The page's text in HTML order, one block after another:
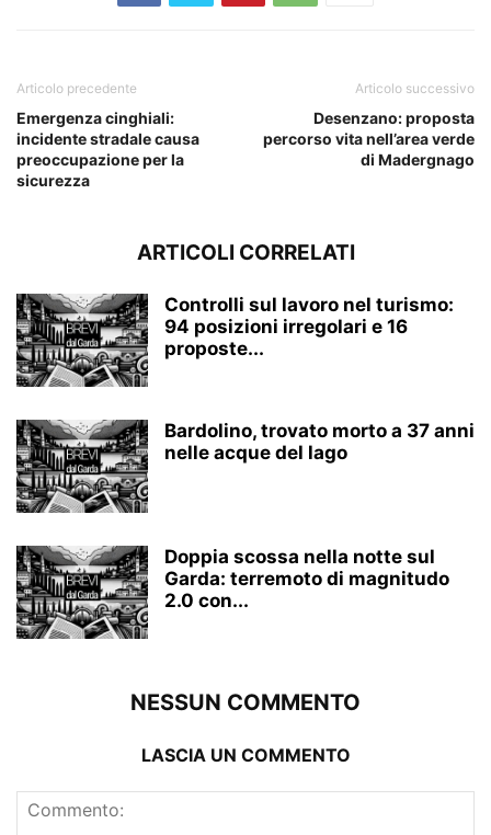
Articolo precedente
Emergenza cinghiali:
incidente stradale causa
preoccupazione per la
sicurezza
Articolo successivo
Desenzano: proposta
percorso vita nell’area verde
di Madergnago
ARTICOLI CORRELATI
Controlli sul lavoro nel turismo:
94 posizioni irregolari e 16
proposte...
Bardolino, trovato morto a 37 anni
nelle acque del lago
Doppia scossa nella notte sul
Garda: terremoto di magnitudo
2.0 con...
NESSUN COMMENTO
LASCIA UN COMMENTO